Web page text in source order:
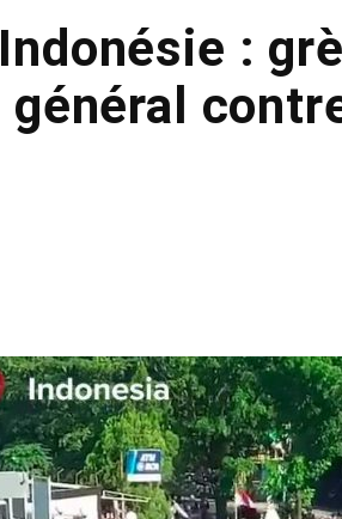
Indonésie :
général